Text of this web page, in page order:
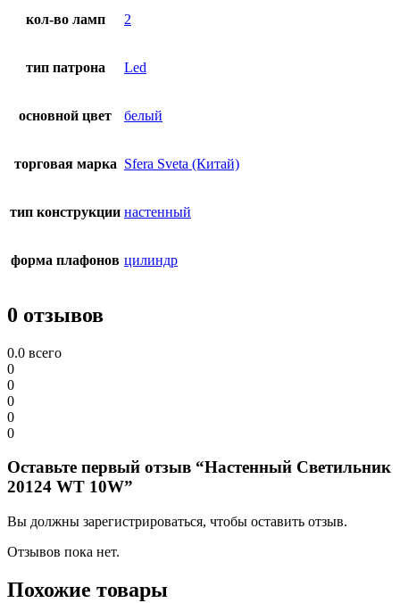
кол-во ламп 2
тип патрона Led
основной цвет белый
торговая марка Sfera Sveta (Китай)
тип конструкции настенный
форма плафонов цилиндр
0 отзывов
0.0 всего
0
0
0
0
0
Оставьте первый отзыв “Настенный Светильник
20124 WT 10W”
Вы должны зарегистрироваться, чтобы оставить отзыв.
Отзывов пока нет.
Похожие товары